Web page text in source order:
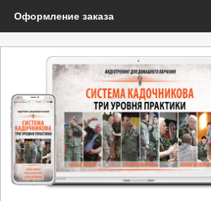
Оформление заказа